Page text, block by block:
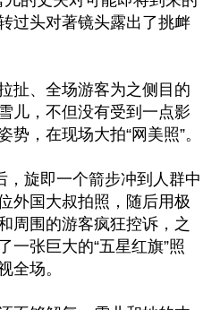
过头对著镜头露出了挑衅
扯、全场游客为之侧目的
儿，不但没有受到一点影
，在现场大拍“网美照”。
，旋即一个箭步冲到人群中
外国大叔拍照，随后用极
周围的游客疯狂控诉，之
一张巨大的“五星红旗”照
全场。